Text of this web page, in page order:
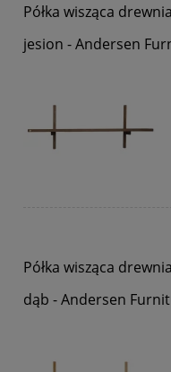
Półka wisząca
jesion - Andersen
Półka wisząca
dąb - Andersen